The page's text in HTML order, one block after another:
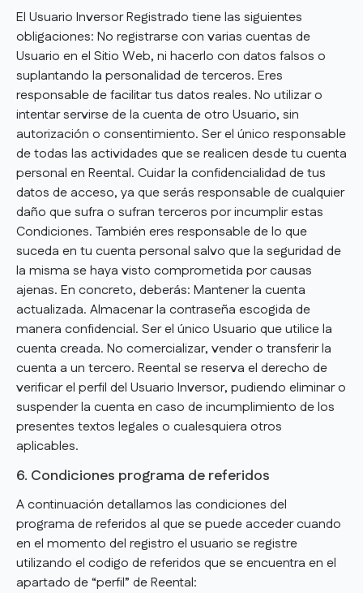
El Usuario Inversor Registrado tiene las siguientes
obligaciones: No registrarse con varias cuentas de
Usuario en el Sitio Web, ni hacerlo con datos falsos o
suplantando la personalidad de terceros. Eres
responsable de facilitar tus datos reales. No utilizar o
intentar servirse de la cuenta de otro Usuario, sin
autorización o consentimiento. Ser el único responsable
de todas las actividades que se realicen desde tu cuenta
personal en Reental. Cuidar la confidencialidad de tus
datos de acceso, ya que serás responsable de cualquier
daño que sufra o sufran terceros por incumplir estas
Condiciones. También eres responsable de lo que
suceda en tu cuenta personal salvo que la seguridad de
la misma se haya visto comprometida por causas
ajenas. En concreto, deberás: Mantener la cuenta
actualizada. Almacenar la contraseña escogida de
manera confidencial. Ser el único Usuario que utilice la
cuenta creada. No comercializar, vender o transferir la
cuenta a un tercero. Reental se reserva el derecho de
verificar el perfil del Usuario Inversor, pudiendo eliminar o
suspender la cuenta en caso de incumplimiento de los
presentes textos legales o cualesquiera otros
aplicables.
6. Condiciones programa de referidos
A continuación detallamos las condiciones del
programa de referidos al que se puede acceder cuando
en el momento del registro el usuario se registre
utilizando el codigo de referidos que se encuentra en el
apartado de “perfil” de Reental: